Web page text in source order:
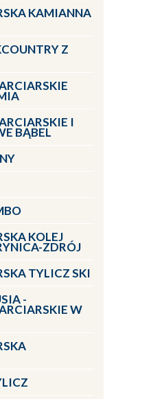
KAMIANNA
Z
I
BĄBEL
KOLEJ
ZDRÓJ
TYLICZ SKI
-
W